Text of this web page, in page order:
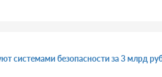
системами безопасности за 3 млрд